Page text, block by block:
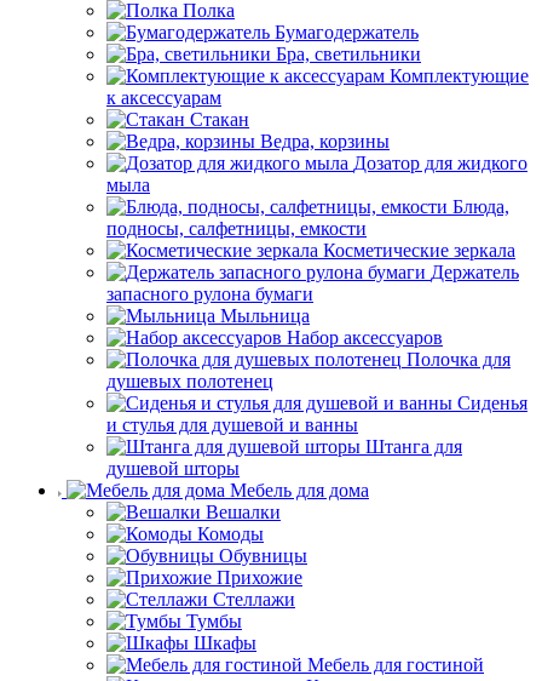
Полка
Бумагодержатель
Бра, светильники
Комплектующие
к аксессуарам
Стакан
Ведра, корзины
Дозатор для жидкого
мыла
Блюда,
подносы, салфетницы, емкости
Косметические зеркала
Держатель
запасного рулона бумаги
Мыльница
Набор аксессуаров
Полочка для
душевых полотенец
Сиденья
и стулья для душевой и ванны
Штанга для
душевой шторы
Мебель для дома
Вешалки
Комоды
Обувницы
Прихожие
Стеллажи
Тумбы
Шкафы
Мебель для гостиной